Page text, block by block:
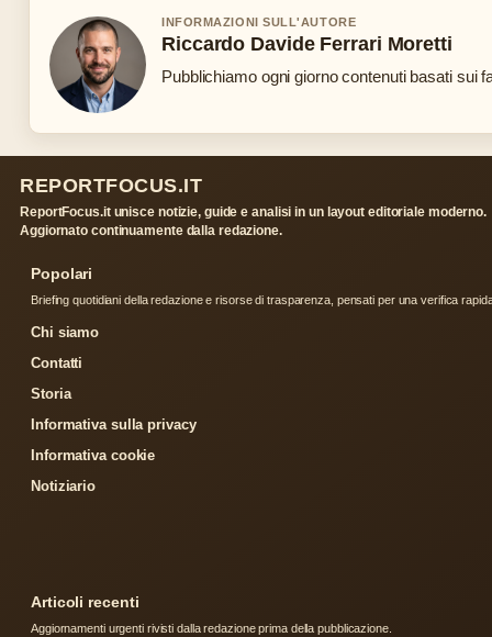
INFORMAZIONI SULL'AUTORE
Riccardo Davide Ferrari Moretti
Pubblichiamo ogni giorno contenuti basati sui
REPORTFOCUS.IT
ReportFocus.it unisce notizie, guide e analisi in un layout editoriale moderno.
Aggiornato continuamente dalla redazione.
Popolari
Briefing quotidiani della redazione e risorse di trasparenza, pensati per una verifica
Chi siamo
Contatti
Storia
Informativa sulla privacy
Informativa cookie
Notiziario
Articoli recenti
Aggiornamenti urgenti rivisti dalla redazione prima della pubblicazione.